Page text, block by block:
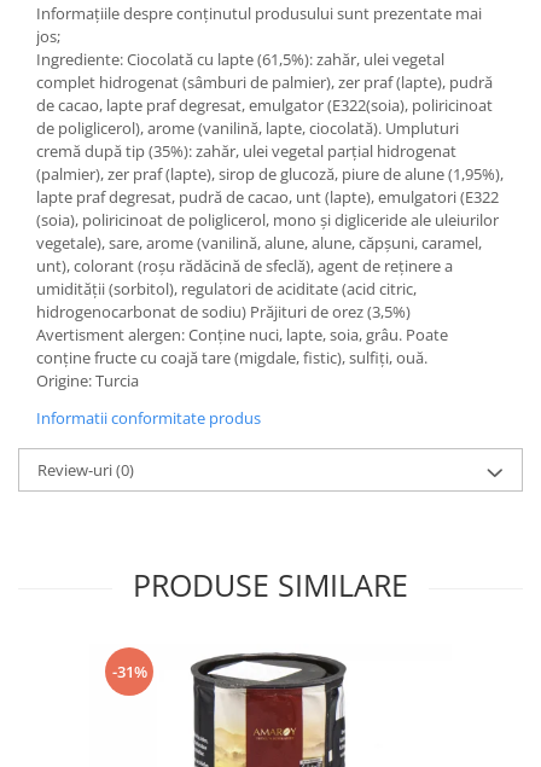
Informațiile despre conținutul produsului sunt prezentate mai
jos;
Ingrediente: Ciocolată cu lapte (61,5%): zahăr, ulei vegetal
complet hidrogenat (sâmburi de palmier), zer praf (lapte), pudră
de cacao, lapte praf degresat, emulgator (E322(soia), poliricinoat
de poliglicerol), arome (vanilină, lapte, ciocolată). Umpluturi
cremă după tip (35%): zahăr, ulei vegetal parțial hidrogenat
(palmier), zer praf (lapte), sirop de glucoză, piure de alune (1,95%),
lapte praf degresat, pudră de cacao, unt (lapte), emulgatori (E322
(soia), poliricinoat de poliglicerol, mono și digliceride ale uleiurilor
vegetale), sare, arome (vanilină, alune, alune, căpșuni, caramel,
unt), colorant (roșu rădăcină de sfeclă), agent de reținere a
umidității (sorbitol), regulatori de aciditate (acid citric,
hidrogenocarbonat de sodiu) Prăjituri de orez (3,5%)
Avertisment alergen: Conține nuci, lapte, soia, grâu. Poate
conține fructe cu coajă tare (migdale, fistic), sulfiți, ouă.
Origine: Turcia
Informatii conformitate produs
Review-uri(0)
PRODUSE SIMILARE
-31%